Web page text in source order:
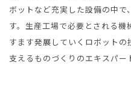
ボットなど充実した設備の中
す。生産工場で必要とされる
すます発展していくロボット
支えるものづくりのエキスパー